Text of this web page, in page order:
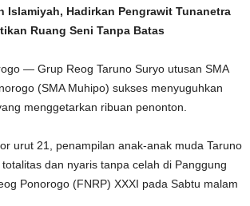
Islamiyah, Hadirkan Pengrawit Tunanetra
Ruang Seni Tanpa Batas
— Grup Reog Taruno Suryo utusan SMA
(SMA Muhipo) sukses menyuguhkan
menggetarkan ribuan penonton.
urut 21, penampilan anak-anak muda Taruno
dan nyaris tanpa celah di Panggung
Ponorogo (FNRP) XXXI pada Sabtu malam